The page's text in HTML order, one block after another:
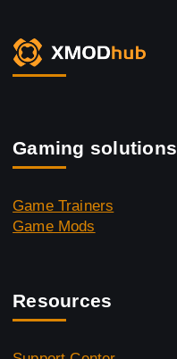
Gaming solutions
Game Trainers
Game Mods
Resources